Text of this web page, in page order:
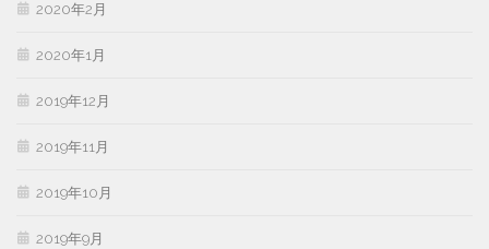
2020年2月
2020年1月
2019年12月
2019年11月
2019年10月
2019年9月